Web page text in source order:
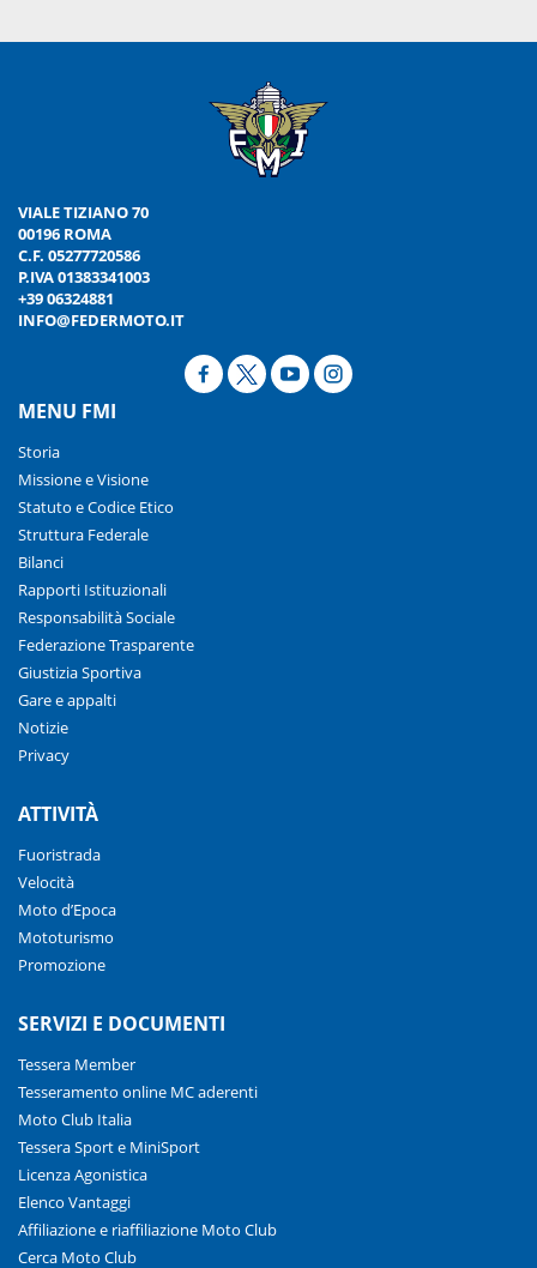
VIALE TIZIANO 70
00196 ROMA
C.F. 05277720586
P.IVA 01383341003
+39 06324881
INFO@FEDERMOTO.IT
MENU FMI
Storia
Missione e Visione
Statuto e Codice Etico
Struttura Federale
Bilanci
Rapporti Istituzionali
Responsabilità Sociale
Federazione Trasparente
Giustizia Sportiva
Gare e appalti
Notizie
Privacy
ATTIVITÀ
Fuoristrada
Velocità
Moto d’Epoca
Mototurismo
Promozione
SERVIZI E DOCUMENTI
Tessera Member
Tesseramento online MC aderenti
Moto Club Italia
Tessera Sport e MiniSport
Licenza Agonistica
Elenco Vantaggi
Affiliazione e riaffiliazione Moto Club
Cerca Moto Club